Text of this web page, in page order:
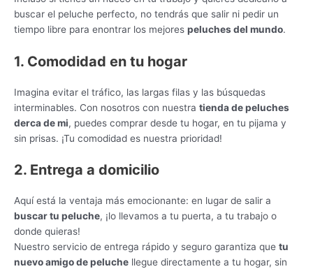
buscar el peluche perfecto, no tendrás que salir ni pedir un
tiempo libre para enontrar los mejores peluches del mundo.
1. Comodidad en tu hogar
Imagina evitar el tráfico, las largas filas y las búsquedas
interminables. Con nosotros con nuestra tienda de peluches
derca de mi, puedes comprar desde tu hogar, en tu pijama y
sin prisas. ¡Tu comodidad es nuestra prioridad!
2. Entrega a domicilio
Aquí está la ventaja más emocionante: en lugar de salir a
buscar tu peluche, ¡lo llevamos a tu puerta, a tu trabajo o
donde quieras!
Nuestro servicio de entrega rápido y seguro garantiza que tu
nuevo amigo de peluche llegue directamente a tu hogar, sin